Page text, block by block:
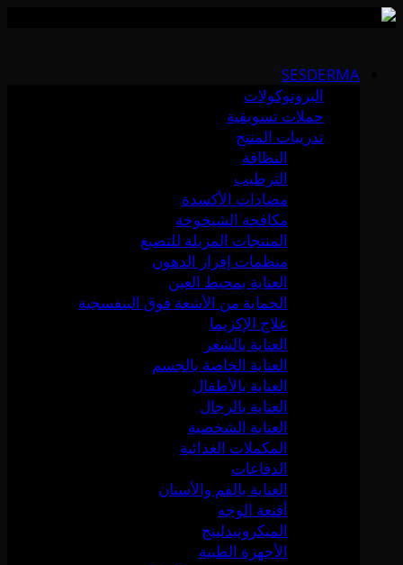
content
SESDERMA
البروتوكولات
حملات تسويقية
تدريبات المنتج
النظافة
الترطيب
مضادات الأكسدة
مكافحة الشيخوخة
المنتجات المزيلة للتصبغ
منظمات إفراز الدهون
العناية بمحيط العين
الحماية من الأشعة فوق البنفسجية
علاج الإكزيما
العناية بالشعر
العناية الخاصة بالجسم
العناية بالأطفال
العناية بالرجال
العناية الشخصية
المكملات الغذائية
الدفاعات
العناية بالفم والأسنان
أقنعة الوجه
الميكرونيدلينج
الأجهزة الطبية